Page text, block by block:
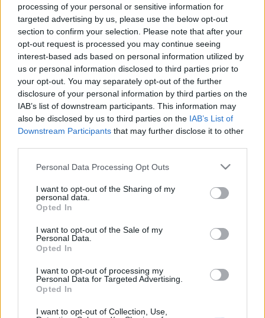
processing of your personal or sensitive information for
targeted advertising by us, please use the below opt-out
section to confirm your selection. Please note that after your
opt-out request is processed you may continue seeing
interest-based ads based on personal information utilized by
us or personal information disclosed to third parties prior to
your opt-out. You may separately opt-out of the further
disclosure of your personal information by third parties on the
IAB’s list of downstream participants. This information may
also be disclosed by us to third parties on the IAB’s List of
Downstream Participants that may further disclose it to other
Please note that this website/app uses one or more Google
not limited to your visit or usage behaviour. You may click to
grant or deny consent to Google and its third-party tags to
use your data for below specified purposes in below Google
consent section.
Personal Data Processing Opt Outs
I want to opt-out of the Sharing of my
personal data.
Opted In
I want to opt-out of the Sale of my
Personal Data.
Opted In
I want to opt-out of processing my
Personal Data for Targeted Advertising.
Opted In
I want to opt-out of Collection, Use,
Posible alineación
: Ledesma – Iza Carcelén (Akapo),
Haroyan, Chust, Espino – Tomás Alarcón, Fali, Salvi, Perea
(Sobrino) – Choco Lozano (Sobrino, Álex), Negredo.
Estos jugadores son baja: Garrido (rodilla), José Mari
(lesión muscular).
Estos jugadores son duda:
Posibles modificaciones : Negredo volverá al ataque y
Fali está recuperado y volverá al once. Cervera ha citado a
final de 23 a varios jugadores que cometieron un acto de
indisciplina y salieron de fiesta tras la derrota 3-1 ante el
Rayo, entre ellos Choco Lozano.
Isi y cía.
Muchos jugadores de menos de 3
puntos en la jornada como